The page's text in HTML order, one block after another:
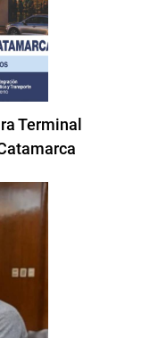
Terminal